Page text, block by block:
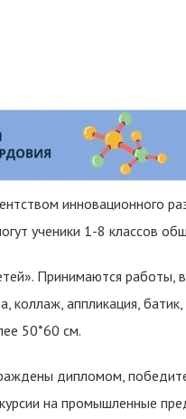
инновационного
ученики 1-8 классов
Принимаются
коллаж, аппликация,
50*60 см.
дипломом,
на промышленные